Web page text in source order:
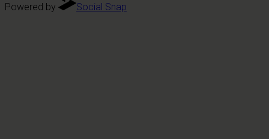
Powered by
Social Snap